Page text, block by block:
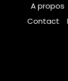
A propos
Contact